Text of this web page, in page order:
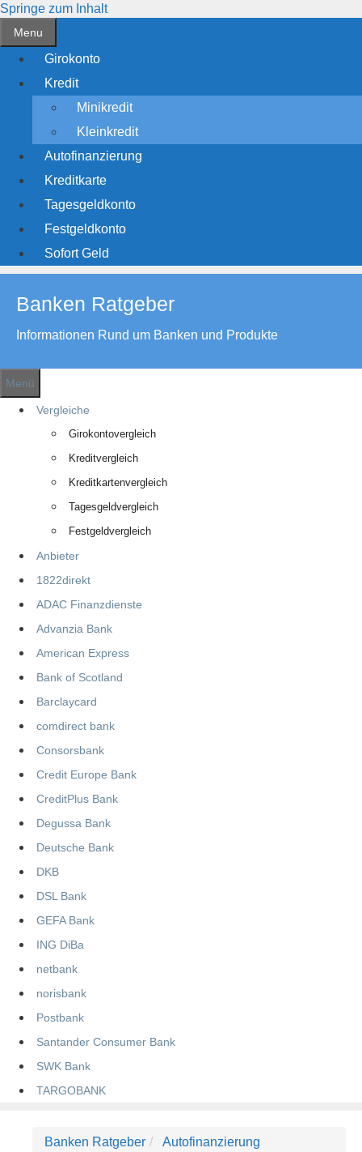
Springe zum Inhalt
Menu
Girokonto
Kredit
Minikredit
Kleinkredit
Autofinanzierung
Kreditkarte
Tagesgeldkonto
Festgeldkonto
Sofort Geld
Banken Ratgeber
Informationen Rund um Banken und Produkte
Menü
Vergleiche
Girokontovergleich
Kreditvergleich
Kreditkartenvergleich
Tagesgeldvergleich
Festgeldvergleich
Anbieter
1822direkt
ADAC Finanzdienste
Advanzia Bank
American Express
Bank of Scotland
Barclaycard
comdirect bank
Consorsbank
Credit Europe Bank
CreditPlus Bank
Degussa Bank
Deutsche Bank
DKB
DSL Bank
GEFA Bank
ING DiBa
netbank
norisbank
Postbank
Santander Consumer Bank
SWK Bank
TARGOBANK
Banken Ratgeber
Autofinanzierung